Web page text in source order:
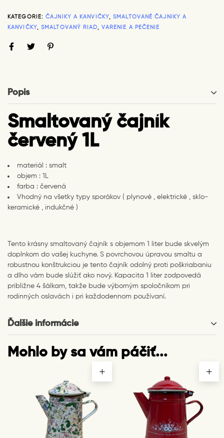
KATEGÓRIE:ČAJNÍKY A KANVIČKY,SMALTOVANÉ ČAJNÍKY A
KANVIČKY,SMALTOVANÝ RIAD VARENIE A PEČENIE
Popis
Smaltovaný čajník
červený 1L
materiál : smalt
objem : 1L
farba : červená
Vhodný na všetky typy sporákov ( plynové , elektrické , sklo-
keramické , indukčné )
Tento krásny smaltovaný čajník s objemom 1 liter bude skvelým
doplnkom do vašej kuchyne. S povrchovou úpravou smaltu a
robustnou konštrukciou je tento čajník odolný proti poškriabaniu
a dlho vám bude slúžiť ako nový. Kapacita 1 liter zodpovedá
približne 4 šálkam, takže bude výborným spoločníkom pri
rodinných oslavách i pri každodennom používaní.
Ďalšie informácie
Mohlo by sa vám páčiť...